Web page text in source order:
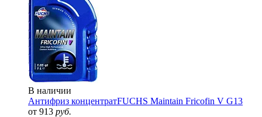
В наличии
Антифриз концентратFUCHS Maintain Fricofin V G13
от 913 руб.